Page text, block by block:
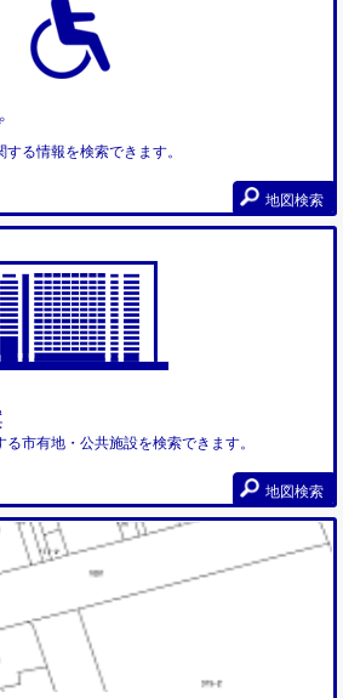
る情報を検索できます。
地図検索
市有地・公共施設を検索できます。
地図検索